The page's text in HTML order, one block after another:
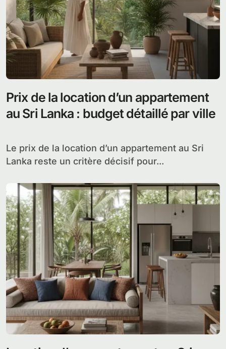
Prix de la location d’un appartement
au Sri Lanka : budget détaillé par ville
Le prix de la location d’un appartement au Sri
Lanka reste un critère décisif pour...